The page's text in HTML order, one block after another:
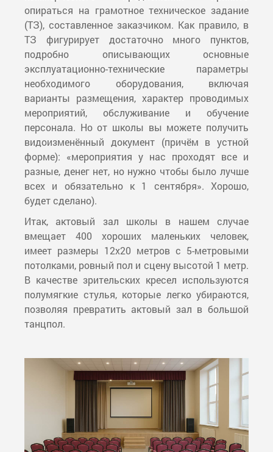
опираться на грамотное техническое задание
(ТЗ), составленное заказчиком. Как правило, в
ТЗ фигурирует достаточно много пунктов,
подробно описывающих основные
эксплуатационно-технические параметры
необходимого оборудования, включая
варианты размещения, характер проводимых
мероприятий, обслуживание и обучение
персонала. Но от школы вы можете получить
видоизменённый документ (причём в устной
форме): «мероприятия у нас проходят все и
разные, денег нет, но нужно чтобы было лучше
всех и обязательно к 1 сентября». Хорошо,
будет сделано).
Итак, актовый зал школы в нашем случае
вмещает 400 хороших маленьких человек,
имеет размеры 12х20 метров с 5-метровыми
потолками, ровный пол и сцену высотой 1 метр.
В качестве зрительских кресел используются
полумягкие стулья, которые легко убираются,
позволяя превратить актовый зал в большой
танцпол.